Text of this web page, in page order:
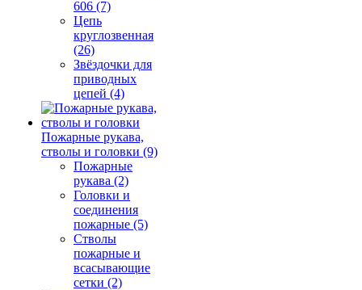
606 (7)
Цепь
круглозвенная
(26)
Звёздочки для
приводных
цепей (4)
Пожарные рукава,
стволы и головки (9)
Пожарные
рукава (2)
Головки и
соединения
пожарные (5)
Стволы
пожарные и
всасывающие
сетки (2)